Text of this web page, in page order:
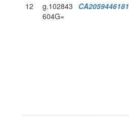
12
g.102843
604G=
CA2059446181